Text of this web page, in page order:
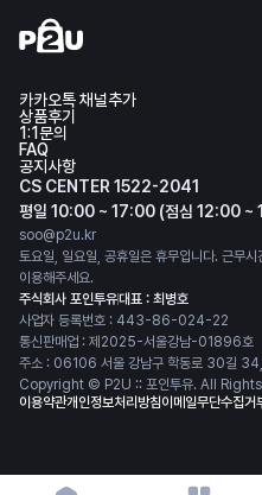
카카오톡 채널추가
상품후기
1:1문의
FAQ
공지사항
CS CENTER 1522-2041
평일 10:00 ~ 17:00 (점심 12:00 ~
soo@p2u.kr
토요일, 일요일, 공휴일은 휴무입니다. 근무
이용해주세요.
주식회사 포인투유대표 : 최병호
사업자 등록번호 : 443-86-024-22
통신판매업 : 제2025-서울강남-01896호
주소 : 06106 서울 강남구 학동로 30길 34,
Copyright © P2U :: 포인투유. All
이용약관개인정보처리방침이메일무단수집거